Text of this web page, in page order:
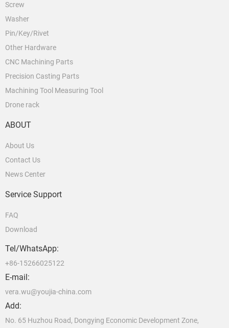
Screw
Washer
Pin/Key/Rivet
Other Hardware
CNC Machining Parts
Precision Casting Parts
Machining Tool Measuring Tool
Drone rack
ABOUT
About Us
Contact Us
News Center
Service Support
FAQ
Download
Tel/WhatsApp:
+86-15266025122
E-mail:
vera.wu@youjia-china.com
Add:
No. 65 Huzhou Road, Dongying Economic Development Zone,